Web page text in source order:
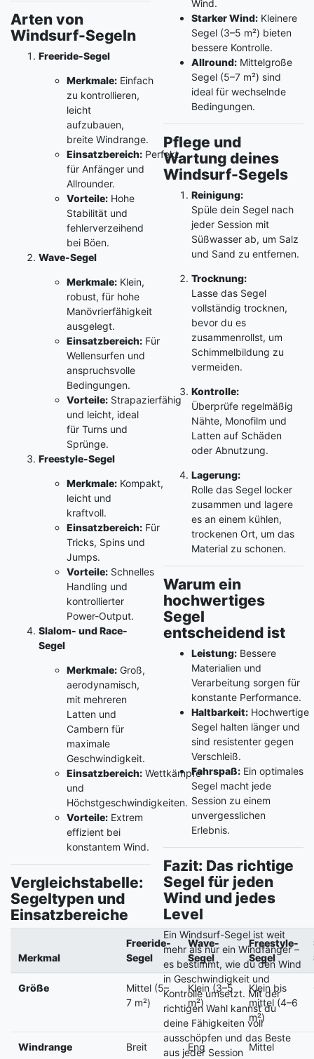
Arten von
Windsurf-Segeln
Freeride-Segel
Merkmale: Einfach
zu kontrollieren,
leicht
aufzubauen,
breite Windrange.
Einsatzbereich: Perfekt
für Anfänger und
Allrounder.
Vorteile: Hohe
Stabilität und
fehlerverzeihend
bei Böen.
Wave-Segel
Merkmale: Klein,
robust, für hohe
Manövrierfähigkeit
ausgelegt.
Einsatzbereich: Für
Wellensurfen und
anspruchsvolle
Bedingungen.
Vorteile: Strapazierfähig
und leicht, ideal
für Turns und
Sprünge.
Freestyle-Segel
Merkmale: Kompakt,
leicht und
kraftvoll.
Einsatzbereich: Für
Tricks, Spins und
Jumps.
Vorteile: Schnelles
Handling und
kontrollierter
Power-Output.
Slalom- und Race-
Segel
Merkmale: Groß,
aerodynamisch,
mit mehreren
Latten und
Cambern für
maximale
Geschwindigkeit.
Einsatzbereich: Wettkämpfe
und
Höchstgeschwindigkeiten.
Vorteile: Extrem
effizient bei
konstantem Wind.
Vergleichstabelle:
Segeltypen und
Einsatzbereiche
Merkmal
Freeride-
Segel
Wave-
Segel
Freestyle-
Segel
Größe
Mittel (5–
7 m²)
Klein (3–5
m²)
Klein bis
mittel (4–6
m²)
Windrange Breit Eng Mittel
Wind.
Starker Wind:Kleinere
Segel (3–5 m²) bieten
bessere Kontrolle.
Allround:Mittelgroße
Segel (5–7 m²) sind
ideal für wechselnde
Bedingungen.
Pflege und
Wartung deines
Windsurf-Segels
Reinigung:
Spüle dein Segel nach
jeder Session mit
Süßwasser ab, um Salz
und Sand zu entfernen.
Trocknung:
Lasse das Segel
vollständig trocknen,
bevor du es
zusammenrollst, um
Schimmelbildung zu
vermeiden.
Kontrolle:
Überprüfe regelmäßig
Nähte, Monofilm und
Latten auf Schäden
oder Abnutzung.
Lagerung:
Rolle das Segel locker
zusammen und lagere
es an einem kühlen,
trockenen Ort, um das
Material zu schonen.
Warum ein
hochwertiges
Segel
entscheidend ist
Leistung:Bessere
Materialien und
Verarbeitung sorgen für
konstante Performance.
Haltbarkeit:Hochwertige
Segel halten länger und
sind resistenter gegen
Verschleiß.
Fahrspaß:Ein optimales
Segel macht jede
Session zu einem
unvergesslichen
Erlebnis.
Fazit: Das richtige
Segel für jeden
Wind und jedes
Level
Ein Windsurf-Segel ist weit
mehr als nur ein Windfänger –
es bestimmt, wie du den Wind
in Geschwindigkeit und
Kontrolle umsetzt. Mit der
richtigen Wahl kannst du
deine Fähigkeiten voll
ausschöpfen und das Beste
aus jeder Session